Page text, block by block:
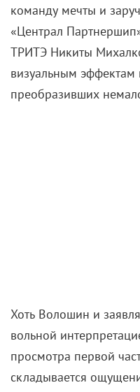
команду мечты и
«Централ
ТРИТЭ Никиты
визуальным эффектам
преобразивших
Хоть Волошин и
вольной
просмотра первой
складывается